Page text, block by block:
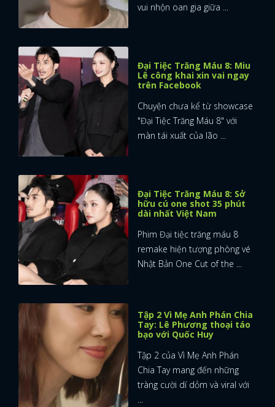
vui nhộn oan gia giữa ...
Đại Tiệc Trăng Máu 8: Miu
Lê công khai xin vai ngay
trên Facebook
Chuyện chưa kể từ showcase
"Đại Tiệc Trăng Máu 8" với
màn tái xuất của lão ...
Đại Tiệc Trăng Máu 8: Sở
hữu cú one shot 35 phút
dài nhất Việt Nam
Phim Đại tiệc trăng máu 8
remake hiện tượng phòng vé
Nhật Bản One Cut of the ...
Tập 2 Vì Mẹ Anh Phán Chia
Tay: Lê Phương thoại táo
bạo với Quốc Huy
Tập 2 của Vì Mẹ Anh Phán
Chia Tay mang đến những
tràng cười dí dỏm và viral với
...